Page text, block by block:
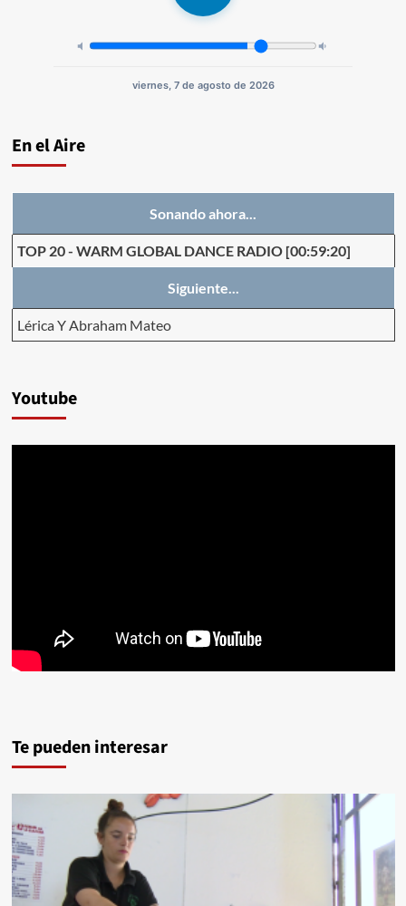
viernes, 7 de agosto de 2026
En el Aire
Sonando ahora...
TOP 20- WARM GLOBAL DANCE RADIO [00:59:20]
Siguiente...
Lérica Y Abraham Mateo
Youtube
Te pueden interesar